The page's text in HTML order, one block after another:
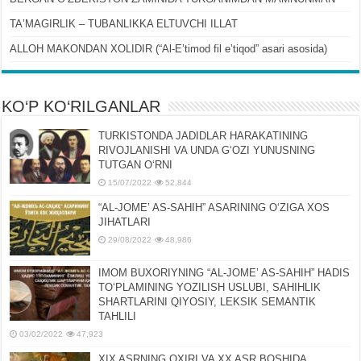
TAʼMAGIRLIK – TUBANLIKKA ELTUVCHI ILLAT
ALLOH MAKONDAN XOLIDIR (“Al-Eʼtimod fil eʼtiqod” asari asosida)
KO‘P KO‘RILGANLAR
TURKISTONDA JADIDLAR HARAKATINING
RIVOJLANISHI VA UNDA GʻOZI YUNUSNING
TUTGAN OʻRNI
15/07/2022 52,844
“AL-JOMEʼ AS-SAHIH” ASARINING OʻZIGA XOS
JIHATLARI
29/08/2022 48,986
IMOM BUXORIYNING “AL-JOMEʼ AS-SAHIH” HADIS
TOʻPLAMINING YOZILISH USLUBI, SAHIHLIK
SHARTLARINI QIYOSIY, LЕKSIK SЕMANTIK
TAHLILI
03/02/2022 47,923